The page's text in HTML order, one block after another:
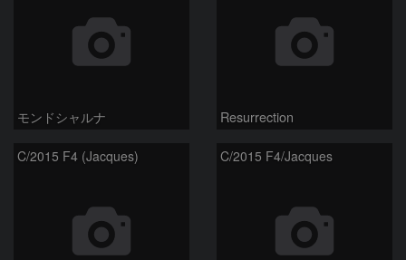
モンドシャルナ Resurrection
C/2015 F4 (Jacques) C/2015 F4/Jacques